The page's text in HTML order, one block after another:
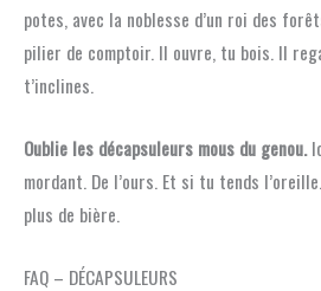
potes, avec la noblesse d’un roi des
pilier de comptoir. Il ouvre, tu bois. Il
t’inclines.
Oublie les décapsuleurs mous du genou.
mordant. De l’ours. Et si tu tends
plus de bière.
FAQ – DÉCAPSULEURS